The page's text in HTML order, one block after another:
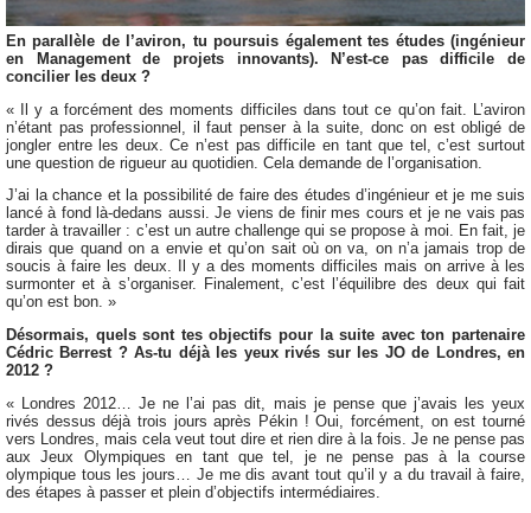
En parallèle de l’aviron, tu poursuis également tes études (ingénieur
en Management de projets innovants). N’est-ce pas difficile de
concilier les deux ?
« Il y a forcément des moments difficiles dans tout ce qu’on fait. L’aviron
n’étant pas professionnel, il faut penser à la suite, donc on est obligé de
jongler entre les deux. Ce n’est pas difficile en tant que tel, c’est surtout
une question de rigueur au quotidien. Cela demande de l’organisation.
J’ai la chance et la possibilité de faire des études d’ingénieur et je me suis
lancé à fond là-dedans aussi. Je viens de finir mes cours et je ne vais pas
tarder à travailler : c’est un autre challenge qui se propose à moi. En fait, je
dirais que quand on a envie et qu’on sait où on va, on n’a jamais trop de
soucis à faire les deux. Il y a des moments difficiles mais on arrive à les
surmonter et à s’organiser. Finalement, c’est l’équilibre des deux qui fait
qu’on est bon. »
Désormais, quels sont tes objectifs pour la suite avec ton partenaire
Cédric Berrest ? As-tu déjà les yeux rivés sur les JO de Londres, en
2012 ?
« Londres 2012… Je ne l’ai pas dit, mais je pense que j’avais les yeux
rivés dessus déjà trois jours après Pékin ! Oui, forcément, on est tourné
vers Londres, mais cela veut tout dire et rien dire à la fois. Je ne pense pas
aux Jeux Olympiques en tant que tel, je ne pense pas à la course
olympique tous les jours… Je me dis avant tout qu’il y a du travail à faire,
des étapes à passer et plein d’objectifs intermédiaires.